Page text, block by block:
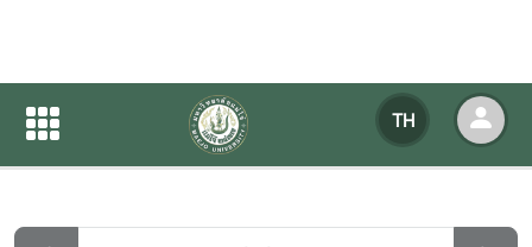
TH
ปฏิทินกิจกรรมของหน่วยงาน
ปฏิทินกิจกรรมของหน่วยงาน